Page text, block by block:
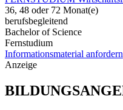
36, 48 oder 72 Monat(e)
berufsbegleitend
Bachelor of Science
Fernstudium
Informationsmaterial anfordern
Anzeige